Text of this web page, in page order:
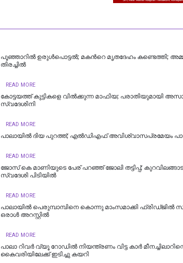
പൂഞ്ഞാറില്‍ ഉരുൾപൊട്ടൽ; മകന്‍റെ മൃതദേഹം കണ്ടെത്തി;
തിരച്ചിൽ
READ MORE
കോട്ടയത്ത് കുട്ടികളെ വിൽക്കുന്ന മാഫിയ; പരാതിയുമായി
സ്വദേശിനി
READ MORE
പാലായിൽ ദിയ പുറത്ത്; എല്‍ഡിഎഫ് അവിശ്വാസപ്രമേയം
READ MORE
ജോസ് കെ മാണിയുടെ പേര് പറഞ്ഞ് ജോലി തട്ടിപ്പ്; കുറവിലങ്ങാട്
സ്വദേശി പിടിയിൽ
READ MORE
പാലായിൽ പെരുമ്പാമ്പിനെ കൊന്നു മാംസമാക്കി ഫ്രിഡ്ജിൽ
ഒരാൾ അറസ്റ്റിൽ
READ MORE
പാലാ റിവർ വ്യൂ റോഡിൽ നിയന്ത്രണം വിട്ട കാർ
കൈവരിയിലേക്ക് ഇടിച്ചു കയറി